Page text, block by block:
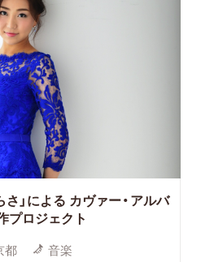
」による カヴァー・アルバ
プロジェクト
都 音楽